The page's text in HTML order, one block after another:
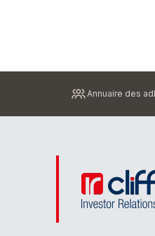
page
Annuaire des